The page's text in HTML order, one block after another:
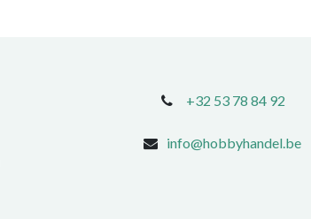
+32 53 78 84 92
info@hobbyhandel.be